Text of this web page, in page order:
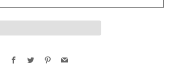
Facebook
TwitterPinterestEmail